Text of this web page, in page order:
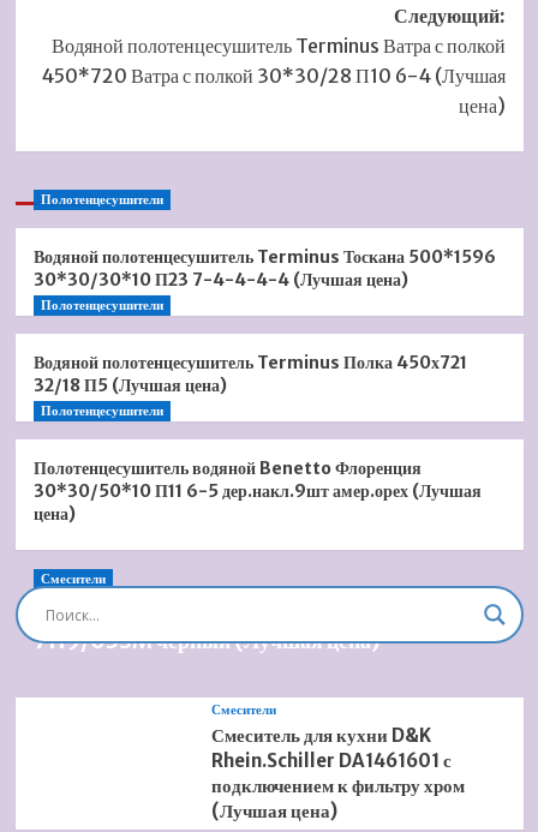
Следующий:
Водяной полотенцесушитель Terminus Ватра с полкой
450*720 Ватра с полкой 30*30/28 П10 6-4 (Лучшая
цена)
Полотенцесушители
Водяной полотенцесушитель Terminus Тоскана 500*1596
30*30/30*10 П23 7-4-4-4-4 (Лучшая цена)
Полотенцесушители
Водяной полотенцесушитель Terminus Полка 450х721
32/18 П5 (Лучшая цена)
Полотенцесушители
Полотенцесушитель водяной Benetto Флоренция
30*30/50*10 П11 6-5 дер.накл.9шт амер.орех (Лучшая
цена)
Смесители
Душевая система встроенная Timo Briana SX-
7119/03SM черный (Лучшая цена)
Смесители
Смеситель для кухни D&K
Rhein.Schiller DA1461601 с
подключением к фильтру хром
(Лучшая цена)